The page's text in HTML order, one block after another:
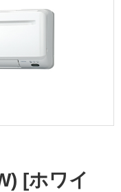
[ホワイ